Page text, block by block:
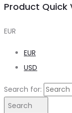
Product Quick
EUR
EUR
USD
Search for:
Search